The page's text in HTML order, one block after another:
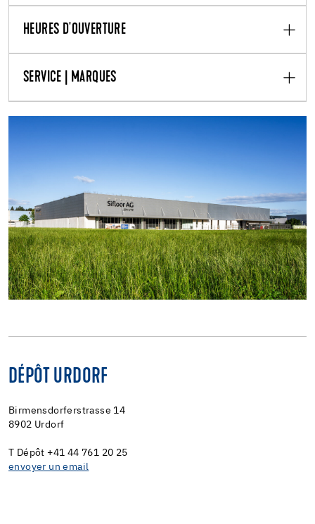
HEURES D'OUVERTURE
SERVICE | MARQUES
DÉPÔT URDORF
Birmensdorferstrasse 14
8902 Urdorf
T Dépôt +41 44 761 20 25
envoyer un email